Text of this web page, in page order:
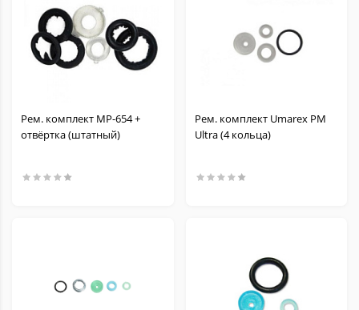
Рем. комплект МР-654 +
отвёртка (штатный)
Рем. комплект Umarex PM
Ultra (4 кольца)